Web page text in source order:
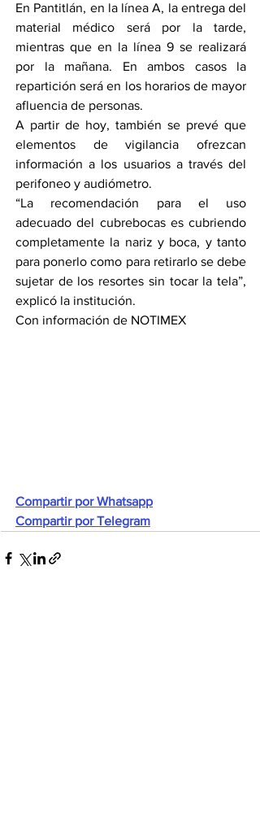
En Pantitlán, en la línea A, la entrega del
material médico será por la tarde,
mientras que en la línea 9 se realizará
por la mañana. En ambos casos la
repartición será en los horarios de mayor
afluencia de personas.
A partir de hoy, también se prevé que
elementos de vigilancia ofrezcan
información a los usuarios a través del
perifoneo y audiómetro.
“La recomendación para el uso
adecuado del cubrebocas es cubriendo
completamente la nariz y boca, y tanto
para ponerlo como para retirarlo se debe
sujetar de los resortes sin tocar la tela”,
explicó la institución.
Con información de NOTIMEX
Compartir por Whatsapp
Compartir por Telegram